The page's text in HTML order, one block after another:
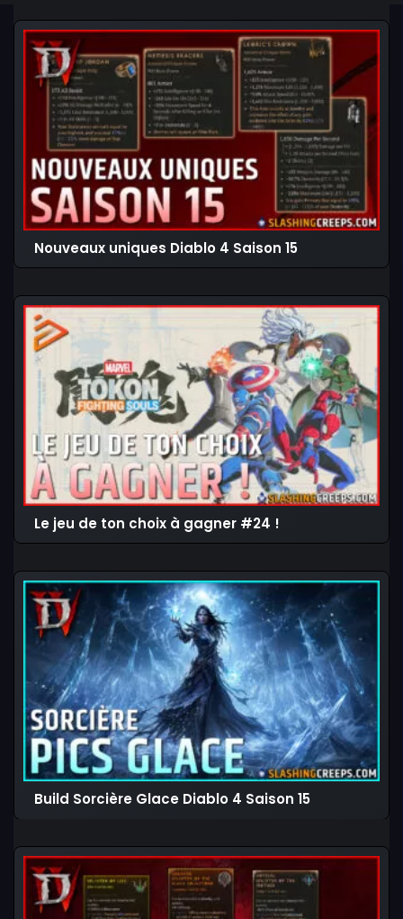
Nouveaux uniques Diablo 4 Saison 15
Le jeu de ton choix à gagner #24 !
Build Sorcière Glace Diablo 4 Saison 15